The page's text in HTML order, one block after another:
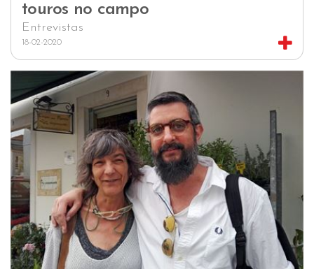
touros no campo
Entrevistas
18-02-2020